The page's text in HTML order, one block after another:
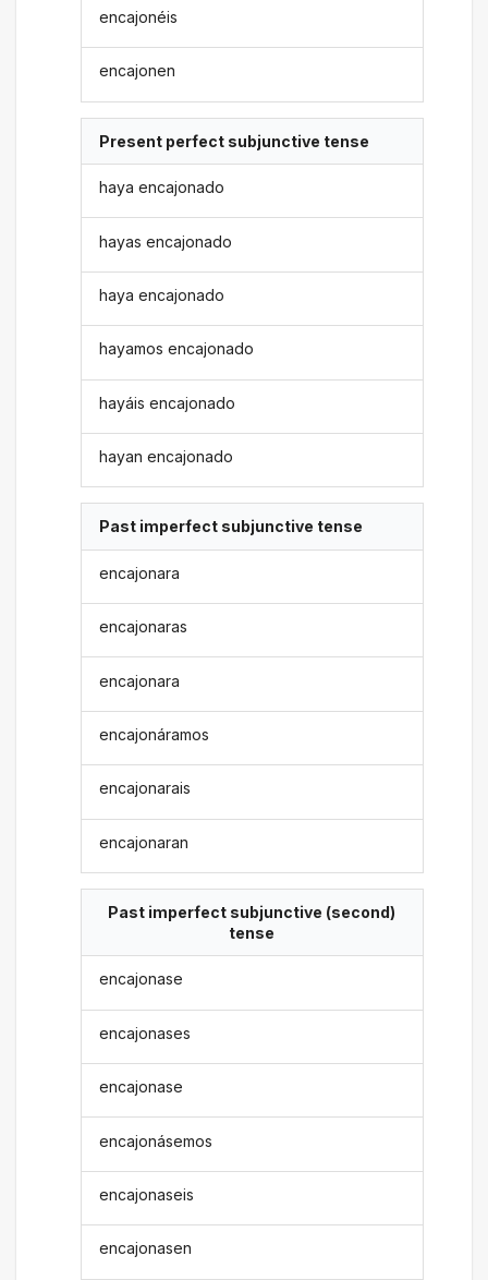
encajonéis
encajonen
Present perfect subjunctive tense
haya encajonado
hayas encajonado
haya encajonado
hayamos encajonado
hayáis encajonado
hayan encajonado
Past imperfect subjunctive tense
encajonara
encajonaras
encajonara
encajonáramos
encajonarais
encajonaran
Past imperfect subjunctive (second)
tense
encajonase
encajonases
encajonase
encajonásemos
encajonaseis
encajonasen